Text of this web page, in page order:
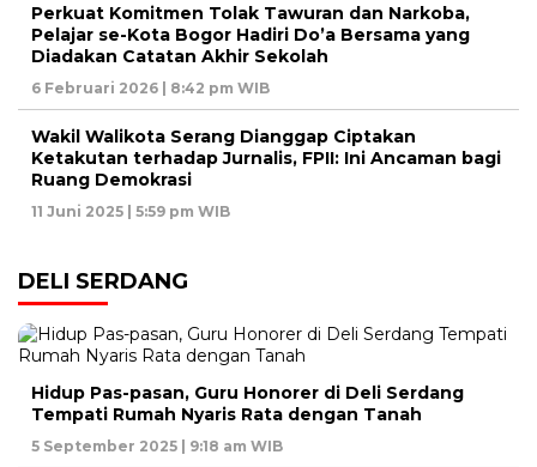
Perkuat Komitmen Tolak Tawuran dan Narkoba,
Pelajar se-Kota Bogor Hadiri Do’a Bersama yang
Diadakan Catatan Akhir Sekolah
6 Februari 2026 | 8:42 pm WIB
Wakil Walikota Serang Dianggap Ciptakan
Ketakutan terhadap Jurnalis, FPII: Ini Ancaman bagi
Ruang Demokrasi
11 Juni 2025 | 5:59 pm WIB
DELI SERDANG
Hidup Pas-pasan, Guru Honorer di Deli Serdang
Tempati Rumah Nyaris Rata dengan Tanah
5 September 2025 | 9:18 am WIB